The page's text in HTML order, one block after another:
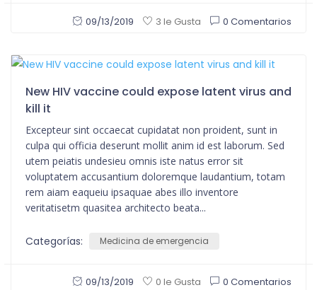
09/13/2019 3 le Gusta 0 Comentarios
New HIV vaccine could expose latent virus and
kill it
Excepteur sint occaecat cupidatat non proident, sunt in
culpa qui officia deserunt mollit anim id est laborum. Sed
utem peiatis undesieu omnis iste natus error sit
voluptatem accusantium doloremque laudantium, totam
rem aiam eaqueiu ipsaquae abes illo inventore
veritatisetm quasitea architecto beata...
Categorías: Medicina de emergencia
09/13/2019 0 le Gusta 0 Comentarios